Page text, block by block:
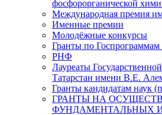
фосфорорганической
Международная премия
Именные премии
Молодёжные конкурсы
Гранты по
РНФ
Лауреаты
Татарстан имени В.Е.
Гранты кандидатам наук
ГРАНТЫ НА
ФУНДАМЕНТАЛЬНЫХ